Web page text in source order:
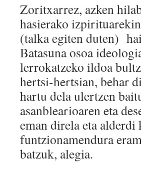
Zoritxarrez, azken
hasierako
(talka egiten duten)
Batasuna osoa
lerrokatzeko ildoa
hertsi-hertsian, behar
hartu dela ulertzen
asanblearioaren eta
eman direla eta
funtzionamendura
batzuk, alegia.